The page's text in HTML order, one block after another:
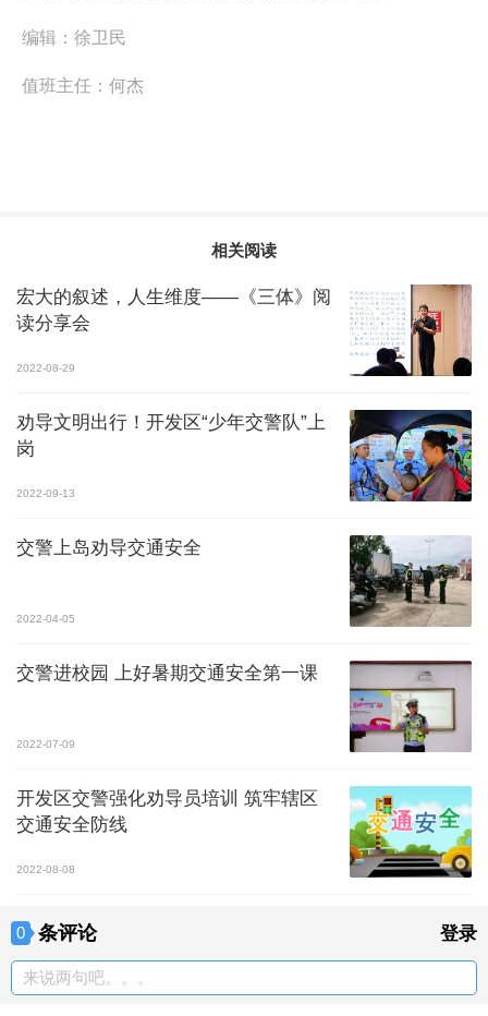
编辑： 徐卫民
值班主任： 何杰
相关阅读
宏大的叙述，人生维度——《三体》阅
读分享会
2022-08-29
劝导文明出行！开发区“少年交警队”上
岗
2022-09-13
交警上岛劝导交通安全
2022-04-05
交警进校园 上好暑期交通安全第一课
2022-07-09
开发区交警强化劝导员培训 筑牢辖区
交通安全防线
2022-08-08
0 条评论 登录
来说两句吧。。。